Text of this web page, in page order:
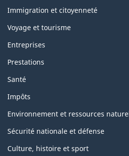
sujets
Immigration et citoyenneté
Voyage et tourisme
Entreprises
Prestations
Santé
Impôts
Environnement et ressources
Sécurité nationale et défense
Culture, histoire et sport